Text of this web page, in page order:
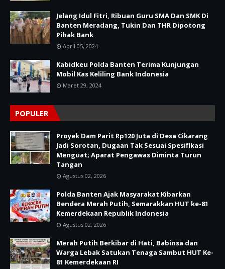
Jelang Idul Fitri, Ribuan Guru SMA Dan SMK Di
Banten Meradang, Tukin Dan THR Dipotong
Pihak Bank
April 05, 2024
Kabidkeu Polda Banten Terima Kunjungan
Mobil Kas Keliling Bank Indonesia
Maret 29, 2024
POPULER
Proyek Dam Parit Rp120 Juta di Desa Cikarang
Jadi Sorotan, Dugaan Tak Sesuai Spesifikasi
Menguat; Aparat Pengawas Diminta Turun
Tangan
Agustus 02, 2026
Polda Banten Ajak Masyarakat Kibarkan
Bendera Merah Putih, Semarakkan HUT ke-81
Kemerdekaan Republik Indonesia
Agustus 02, 2026
Merah Putih Berkibar di Hati, Babinsa dan
Warga Lebak Satukan Tenaga Sambut HUT Ke-
81 Kemerdekaan RI